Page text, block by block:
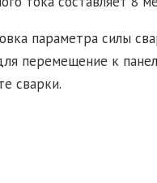
параметра силы
перемещение к
сварки.